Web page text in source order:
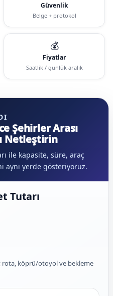
Güvenlik
Belge + protokol
💰
Fiyatlar
Saatlik / günlük aralık
Şehirler Arası
Netleştirin
ile kapasite, süre, araç
aynı yerde gösteriyoruz.
Tutarı
rota, köprü/otoyol ve bekleme